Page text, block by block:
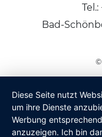
Diese Seite nutzt
um ihre Dienste
Werbung
anzuzeigen. Ich bin
Tel.:
Bad-
©